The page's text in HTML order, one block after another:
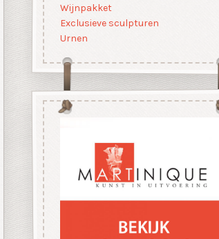
Wijnpakket
Exclusieve sculpturen
Urnen